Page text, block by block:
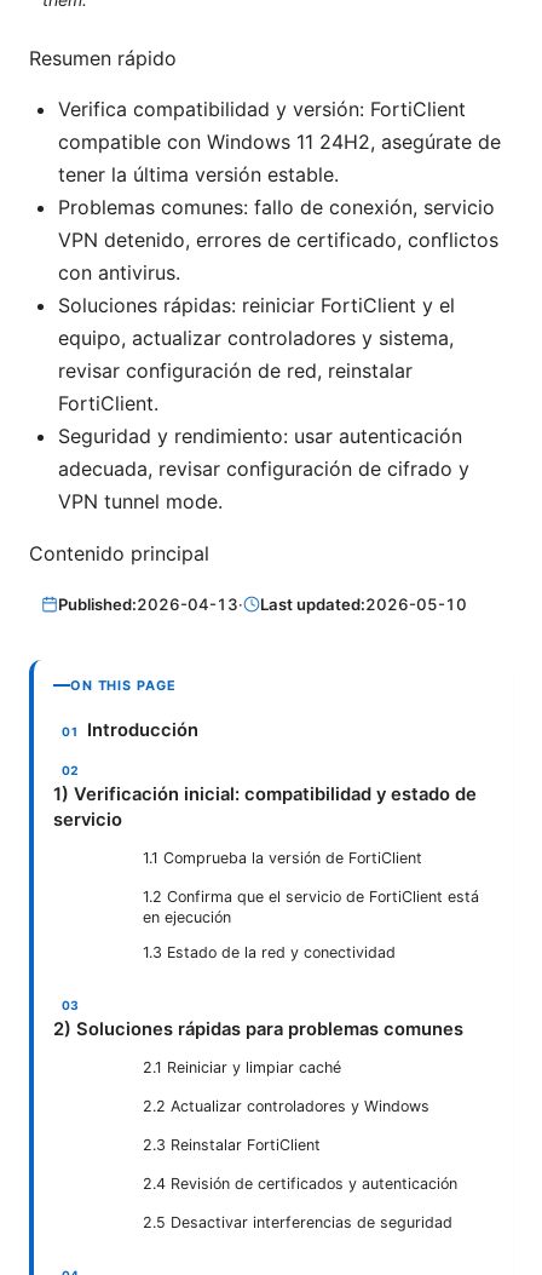
Resumen rápido
Verifica compatibilidad y versión: FortiClient
compatible con Windows 11 24H2, asegúrate de
tener la última versión estable.
Problemas comunes: fallo de conexión, servicio
VPN detenido, errores de certificado, conflictos
con antivirus.
Soluciones rápidas: reiniciar FortiClient y el
equipo, actualizar controladores y sistema,
revisar configuración de red, reinstalar
FortiClient.
Seguridad y rendimiento: usar autenticación
adecuada, revisar configuración de cifrado y
VPN tunnel mode.
Contenido principal
Published:2026-04-13· Last updated:2026-05-10
ON THIS PAGE
Introducción
1) Verificación inicial: compatibilidad y estado de
servicio
1.1 Comprueba la versión de FortiClient
1.2 Confirma que el servicio de FortiClient está
en ejecución
1.3 Estado de la red y conectividad
2) Soluciones rápidas para problemas comunes
2.1 Reiniciar y limpiar caché
2.2 Actualizar controladores y Windows
2.3 Reinstalar FortiClient
2.4 Revisión de certificados y autenticación
2.5 Desactivar interferencias de seguridad